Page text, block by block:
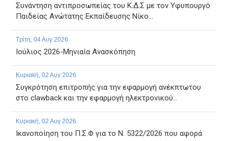
Συνάντηση αντιπροσωπείας του Κ.Δ.Σ με τον Υφυπουργό
Παιδείας Ανώτατης Εκπαίδευσης Νίκο...
Τρίτη, 04 Αυγ 2026
Ιούλιος 2026-Μηνιαία Ανασκόπηση
Κυριακή, 02 Αυγ 2026
Συγκρότηση επιτροπής για την εφαρμογή ανέκπτωτου
στο clawback και την εφαρμογή ηλεκτρονικού...
Κυριακή, 02 Αυγ 2026
Ικανοποίηση του Π.Σ.Φ για το Ν. 5322/2026 που αφορά